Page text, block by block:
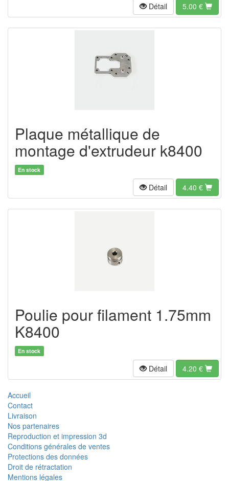
Détail 5.00 €
Plaque métallique de
montage d'extrudeur k8400
En stock
Détail 4.40 €
Poulie pour filament 1.75mm
K8400
En stock
Détail 4.20 €
Accueil
Contact
Livraison
Nos partenaires
Reproduction et impression 3d
Conditions générales de ventes
Protections des données
Droit de rétractation
Mentions légales